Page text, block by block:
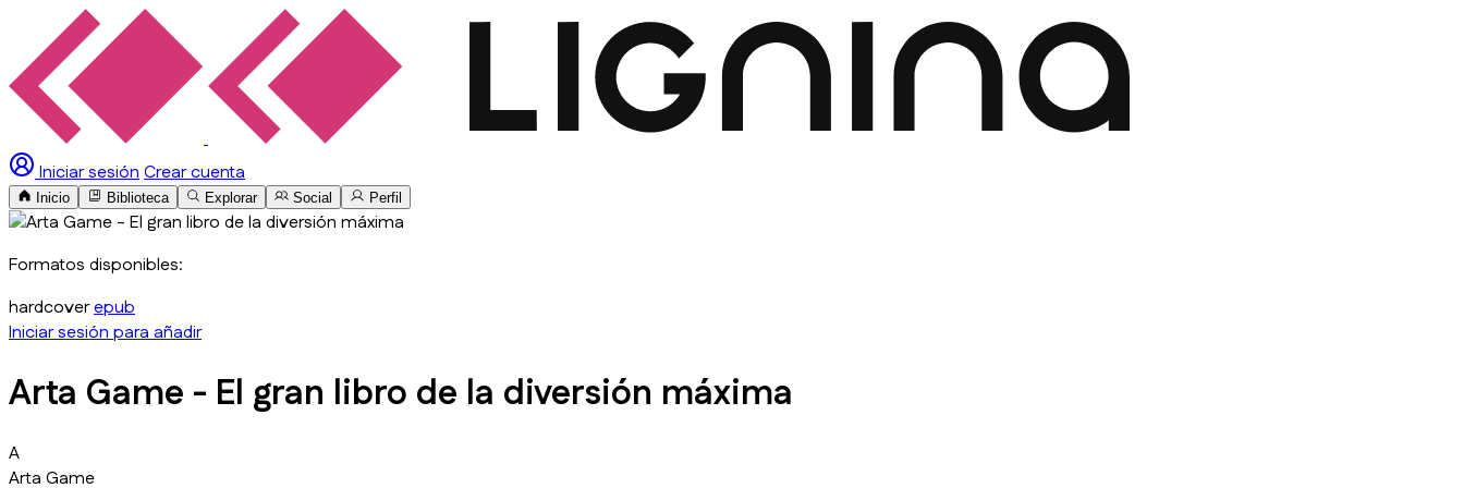
Iniciar sesiónCrear cuenta
Inicio Biblioteca Explorar Social Perfil
Formatos disponibles:
hardcoverepub
Iniciar sesión para añadir
Arta Game - El gran libro de la diversión máxima
A
Arta Game